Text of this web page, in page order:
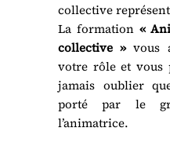
collective
La formation «
collective »vous
votre rôle et vous
jamais oublier
porté par le
l’animatrice.